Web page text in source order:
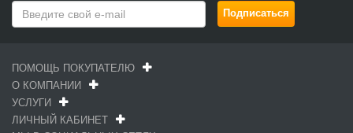
ПОМОЩЬ ПОКУПАТЕЛЮ
О КОМПАНИИ
УСЛУГИ
ЛИЧНЫЙ КАБИНЕТ